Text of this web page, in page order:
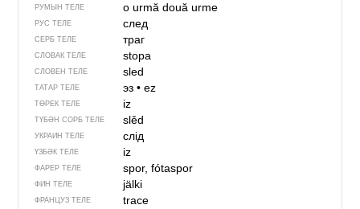
РУМЫН ТЕЛЕ o urmădouă urme
РУС ТЕЛЕ след
СЕРБ ТЕЛЕ траг
СЛОВАК ТЕЛЕ stopa
СЛОВЕН ТЕЛЕ sled
ТАТАР ТЕЛЕ эз• ez
ТӨРЕК ТЕЛЕ iz
ТҮБӘН СОРБ ТЕЛЕ slěd
УКРАИН ТЕЛЕ слід
ҮЗБӘК ТЕЛЕ iz
ФАРЕР ТЕЛЕ spor, fótaspor
ФИН ТЕЛЕ jälki
ФРАНЦУЗ ТЕЛЕ trace